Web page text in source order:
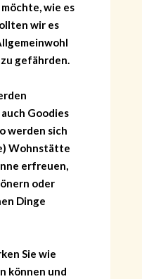
wie es
wir es
gefährden.
Goodies
werden sich
Wohnstätte
erfreuen,
oder
Dinge
Sie wie
können und